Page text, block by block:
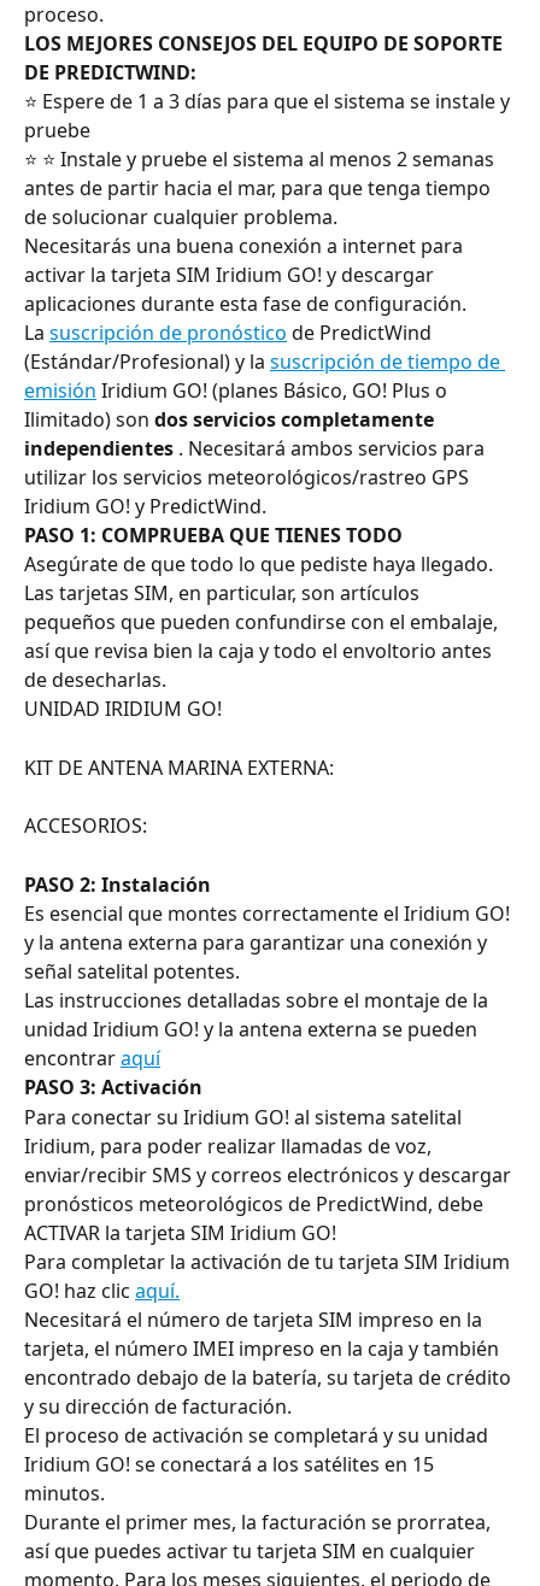
proceso.
LOS MEJORES CONSEJOS DEL EQUIPO DE SOPORTE
DE PREDICTWIND:
⭐ Espere de 1 a 3 días para que el sistema se instale y
pruebe
⭐ ⭐ Instale y pruebe el sistema al menos 2 semanas
antes de partir hacia el mar, para que tenga tiempo
de solucionar cualquier problema.
Necesitarás una buena conexión a internet para
activar la tarjeta SIM Iridium GO! y descargar
aplicaciones durante esta fase de configuración.
La suscripción de pronóstico de PredictWind
(Estándar/Profesional) y la suscripción de tiempo de
emisión Iridium GO! (planes Básico, GO! Plus o
Ilimitado) son dos servicios completamente
independientes . Necesitará ambos servicios para
utilizar los servicios meteorológicos/rastreo GPS
Iridium GO! y PredictWind.
PASO 1: COMPRUEBA QUE TIENES TODO
Asegúrate de que todo lo que pediste haya llegado.
Las tarjetas SIM, en particular, son artículos
pequeños que pueden confundirse con el embalaje,
así que revisa bien la caja y todo el envoltorio antes
de desecharlas.
UNIDAD IRIDIUM GO!
KIT DE ANTENA MARINA EXTERNA:
ACCESORIOS:
PASO 2: Instalación
Es esencial que montes correctamente el Iridium GO!
y la antena externa para garantizar una conexión y
señal satelital potentes.
Las instrucciones detalladas sobre el montaje de la
unidad Iridium GO! y la antena externa se pueden
encontrar aquí
PASO 3: Activación
Para conectar su Iridium GO! al sistema satelital
Iridium, para poder realizar llamadas de voz,
enviar/recibir SMS y correos electrónicos y descargar
pronósticos meteorológicos de PredictWind, debe
ACTIVAR la tarjeta SIM Iridium GO!
Para completar la activación de tu tarjeta SIM Iridium
GO! haz clic aquí.
Necesitará el número de tarjeta SIM impreso en la
tarjeta, el número IMEI impreso en la caja y también
encontrado debajo de la batería, su tarjeta de crédito
y su dirección de facturación.
El proceso de activación se completará y su unidad
Iridium GO! se conectará a los satélites en 15
minutos.
Durante el primer mes, la facturación se prorratea,
así que puedes activar tu tarjeta SIM en cualquier
momento. Para los meses siguientes, el periodo de